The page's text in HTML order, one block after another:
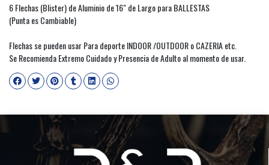
6 Flechas (Blister) de Aluminio de 16" de Largo para BALLESTAS
(Punta es Cambiable)
Flechas se pueden usar Para deporte INDOOR /OUTDOOR o CAZERIA etc.
Se Recomienda Extremo Cuidado y Presencia de Adulto al momento de usar.